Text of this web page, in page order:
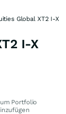
Global XT2 I-X
I-X
Portfolio